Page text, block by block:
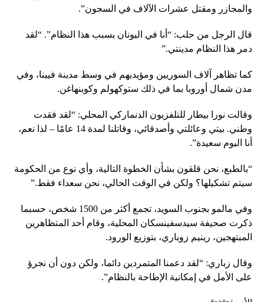
والمجازر ومقتل عشرات الآلاف في السجون”.
قال الرجل من حلب: “أنا في اليونان بسبب هذا النظام”. “لقد
دمر هذا النظام مدينتي.”
كما تظاهر آلاف السوريين ومؤيديهم في وسط مدينة فيينا، وفي
مدن شمال أوروبا بما في ذلك ستوكهولم وكوبنهاغن.
وقالت نورا بيطار للتلفزيون الدنماركي المحلي: “لقد فقدت
وطني. بيتي وعائلتي وأصدقائي، وقاتلنا لمدة 14 عامًا – لذا نعم،
أنا اليوم سعيدة”.
“بالطبع، نحن قلقون بشأن الخطوة التالية، وأي نوع من الحكومة
سيتم تشكيلها؟ ولكن في الوقت الحالي، نحن سعداء فقط.”
وفي مالمو بجنوب السويد، تجمع أكثر من 1500 شخص، حسبما
ذكرت صحيفة سيدسفينسكان المحلية، وقام أحد المتظاهرين
المبتهجين، رينيم زوباري، بتوزيع الورود.
وقال زباري: “لقد دعمنا المتمردين دائما، ولكن دون أن نجرؤ
على الأمل في إمكانية الإطاحة بالنظام”.